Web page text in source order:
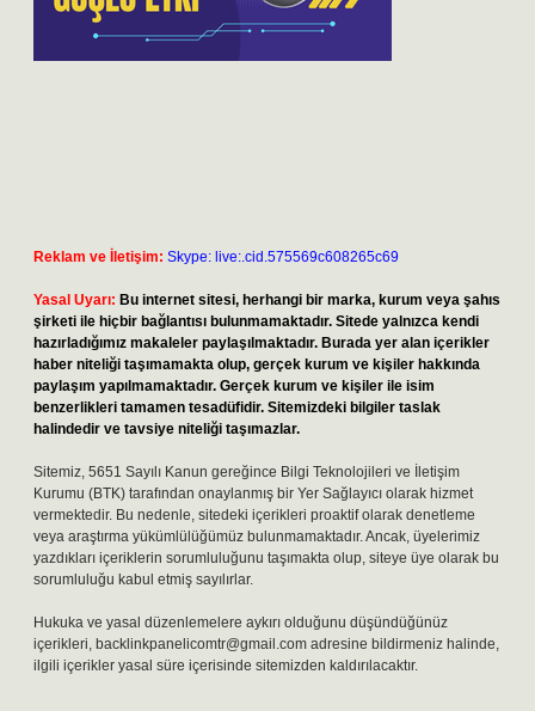
Reklam ve İletişim: Skype: live:.cid.575569c608265c69
Yasal Uyarı: Bu internet sitesi, herhangi bir marka, kurum veya şahıs
şirketi ile hiçbir bağlantısı bulunmamaktadır. Sitede yalnızca kendi
hazırladığımız makaleler paylaşılmaktadır. Burada yer alan içerikler
haber niteliği taşımamakta olup, gerçek kurum ve kişiler hakkında
paylaşım yapılmamaktadır. Gerçek kurum ve kişiler ile isim
benzerlikleri tamamen tesadüfidir. Sitemizdeki bilgiler taslak
halindedir ve tavsiye niteliği taşımazlar.
Sitemiz, 5651 Sayılı Kanun gereğince Bilgi Teknolojileri ve İletişim
Kurumu (BTK) tarafından onaylanmış bir Yer Sağlayıcı olarak hizmet
vermektedir. Bu nedenle, sitedeki içerikleri proaktif olarak denetleme
veya araştırma yükümlülüğümüz bulunmamaktadır. Ancak, üyelerimiz
yazdıkları içeriklerin sorumluluğunu taşımakta olup, siteye üye olarak bu
sorumluluğu kabul etmiş sayılırlar.
Hukuka ve yasal düzenlemelere aykırı olduğunu düşündüğünüz
içerikleri, backlinkpanelicomtr@gmail.com adresine bildirmeniz halinde,
ilgili içerikler yasal süre içerisinde sitemizden kaldırılacaktır.